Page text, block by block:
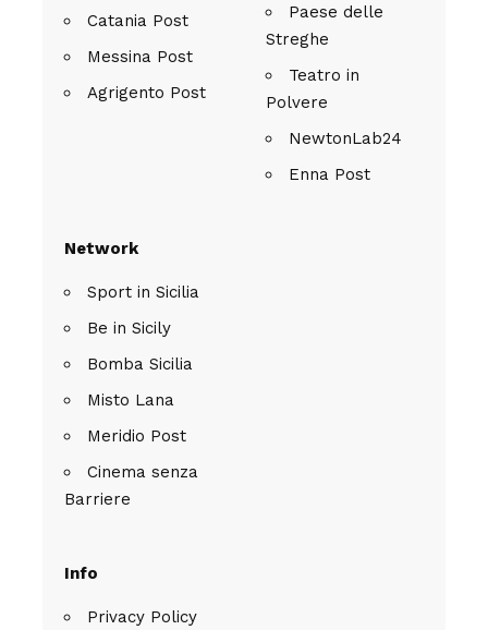
Catania Post
Messina Post
Agrigento Post
Paese delle
Streghe
Teatro in
Polvere
NewtonLab24
Enna Post
Network
Sport in Sicilia
Be in Sicily
Bomba Sicilia
Misto Lana
Meridio Post
Cinema senza
Barriere
Info
Privacy Policy